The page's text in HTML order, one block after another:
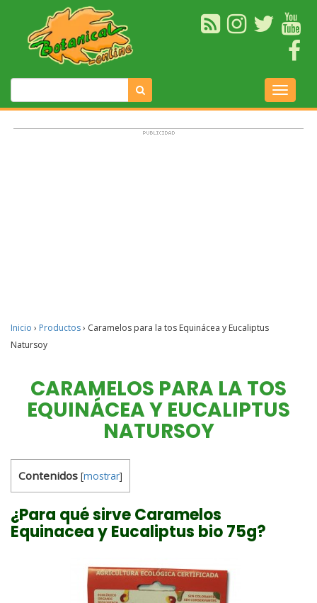
Inicio › Productos› Caramelos para la tos Equinácea y Eucaliptus
Natursoy
CARAMELOS PARA LA TOS
EQUINÁCEA Y EUCALIPTUS
NATURSOY
Contenidos [mostrar]
¿Para qué sirve Caramelos
Equinacea y Eucaliptus bio 75g?